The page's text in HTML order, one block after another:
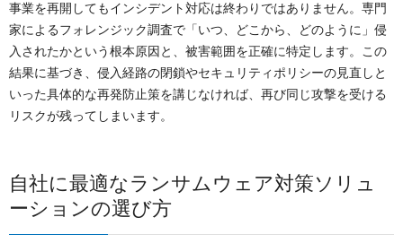
事業を再開してもインシデント対応は終わりではありません。専門
家によるフォレンジック調査で「いつ、どこから、どのように」侵
入されたかという根本原因と、被害範囲を正確に特定します。この
結果に基づき、侵入経路の閉鎖やセキュリティポリシーの見直しと
いった具体的な再発防止策を講じなければ、再び同じ攻撃を受ける
リスクが残ってしまいます。
自社に最適なランサムウェア対策ソリュ
ーションの選び方